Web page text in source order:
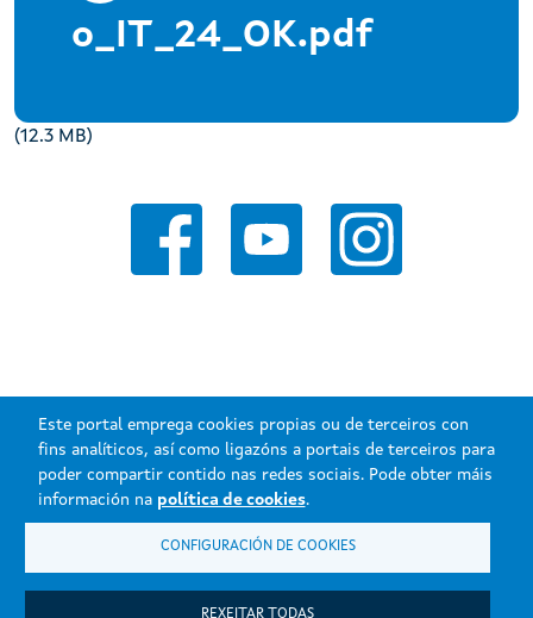
Este portal emprega cookies propias ou de terceiros con
fins analíticos, así como ligazóns a portais de terceiros para
poder compartir contido nas redes sociais. Pode obter máis
información na política de cookies.
CONFIGURACIÓN DE COOKIES
REXEITAR TODAS
o_IT_24_OK.pdf
(12.3 MB)
Xunta de Galicia. Información mantida e publicada na internet pola
Atención á cidadanía